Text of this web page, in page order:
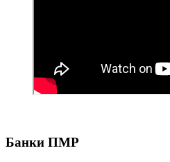
Банки ПМР